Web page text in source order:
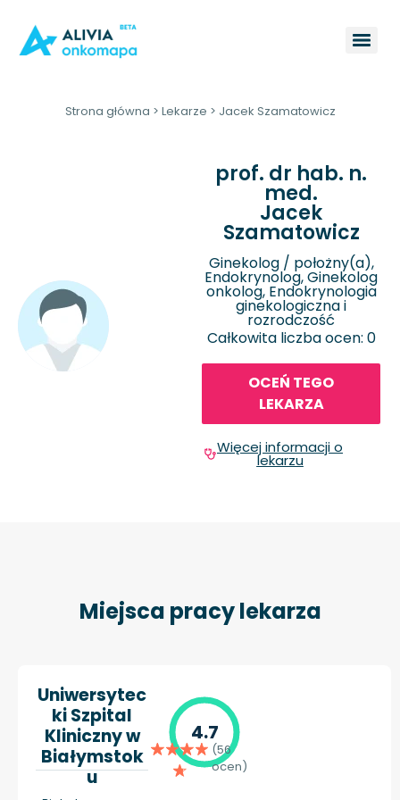
Strona główna > Lekarze > Jacek Szamatowicz
prof. dr hab. n.
med.
Jacek
Szamatowicz
Ginekolog / położny(a),
Endokrynolog, Ginekolog
onkolog, Endokrynologia
ginekologiczna i
rozrodczość
Całkowita liczba ocen: 0
OCEŃ TEGO
LEKARZA
Więcej informacji o
lekarzu
Miejsca pracy lekarza
Uniwersytec
ki Szpital
Kliniczny w
Białymstok
u
4.7
(56
ocen)